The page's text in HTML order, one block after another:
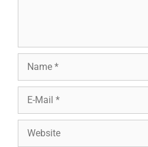
Mail